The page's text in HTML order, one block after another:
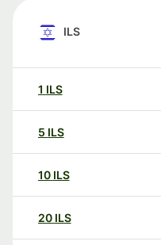
ILS
1 ILS
5 ILS
10 ILS
20 ILS